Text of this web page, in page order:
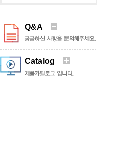
Q&A
Catalog